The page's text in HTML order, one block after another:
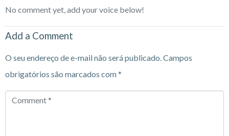
No comment yet, add your voice below!
Add a Comment
O seu endereço de e-mail não será publicado.Campos
obrigatórios são marcados com*
Comment